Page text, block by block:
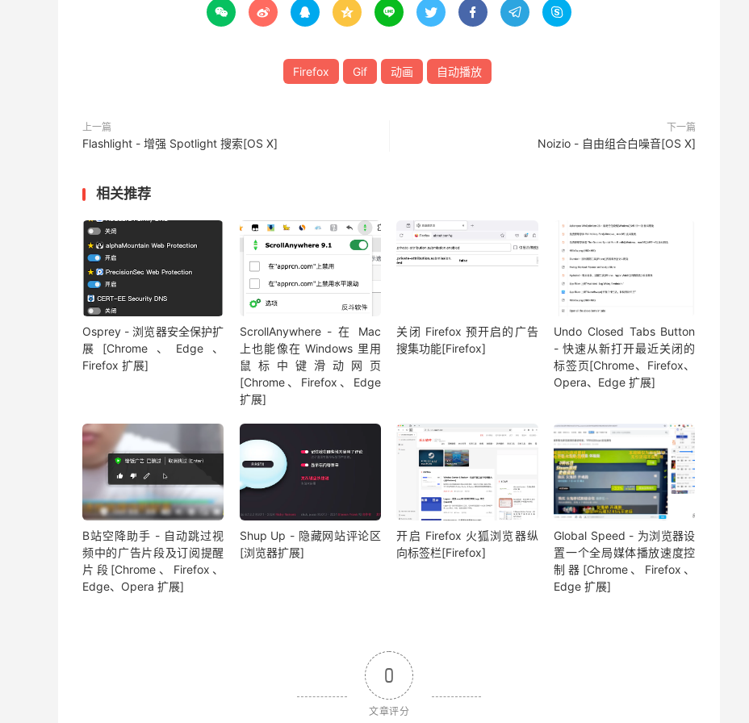
        
Firefox Gif 动画 自动播放
上一篇
Flashlight - 增强 Spotlight 搜索[OS X]
下一篇
Noizio - 自由组合白噪音[OS X]
相关推荐
Osprey - 浏览器安全保护扩
展[Chrome、Edge、
Firefox 扩展]
ScrollAnywhere - 在 Mac
上也能像在 Windows 里用
鼠标中键滑动网页
[Chrome、Firefox、Edge
扩展]
关闭 Firefox 预开启的广告
搜集功能[Firefox]
Undo Closed Tabs Button
- 快速从新打开最近关闭的
标签页[Chrome、Firefox、
Opera、Edge 扩展]
B站空降助手 - 自动跳过视
频中的广告片段及订阅提醒
片段[Chrome、Firefox、
Edge、Opera 扩展]
Shup Up - 隐藏网站评论区
[浏览器扩展]
开启 Firefox 火狐浏览器纵
向标签栏[Firefox]
Global Speed - 为浏览器设
置一个全局媒体播放速度控
制器[Chrome、Firefox、
Edge 扩展]
0
文章评分